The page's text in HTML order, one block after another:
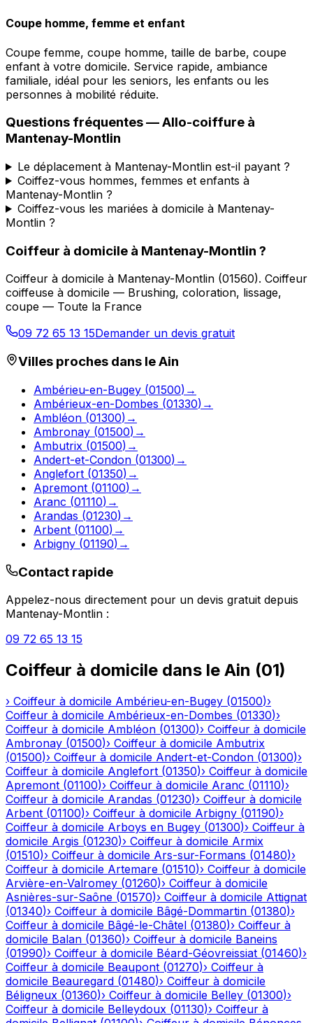
Coupe homme, femme et enfant
Coupe femme, coupe homme, taille de barbe, coupe
enfant à votre domicile. Service rapide, ambiance
familiale, idéal pour les seniors, les enfants ou les
personnes à mobilité réduite.
Questions fréquentes —Allo-coiffure à
Mantenay-Montlin
Le déplacement à Mantenay-Montlin est-il payant ?
Coiffez-vous hommes, femmes et enfants à
Mantenay-Montlin ?
Coiffez-vous les mariées à domicile à Mantenay-
Montlin ?
Coiffeur à domicile à Mantenay-Montlin ?
Coiffeur à domicile à Mantenay-Montlin (01560). Coiffeur
coiffeuse à domicile — Brushing, coloration, lissage,
coupe — Toute la France
09 72 65 13 15Demander un devis gratuit
Villes proches dans leAin
Ambérieu-en-Bugey (01500) →
Ambérieux-en-Dombes (01330) →
Ambléon (01300) →
Ambronay (01500) →
Ambutrix (01500) →
Andert-et-Condon (01300) →
Anglefort (01350) →
Apremont (01100) →
Aranc (01110) →
Arandas (01230) →
Arbent (01100) →
Arbigny (01190) →
Contact rapide
Appelez-nous directement pour un devis gratuit depuis
Mantenay-Montlin :
09 72 65 13 15
Coiffeur à domicile dans le Ain (01)
› Coiffeur à domicile Ambérieu-en-Bugey (01500)›
Coiffeur à domicile Ambérieux-en-Dombes (01330)›
Coiffeur à domicile Ambléon (01300)› Coiffeur à domicile
Ambronay (01500)› Coiffeur à domicile Ambutrix
(01500)› Coiffeur à domicile Andert-et-Condon (01300)›
Coiffeur à domicile Anglefort (01350)› Coiffeur à domicile
Apremont (01100)› Coiffeur à domicile Aranc (01110)›
Coiffeur à domicile Arandas (01230)› Coiffeur à domicile
Arbent (01100)› Coiffeur à domicile Arbigny (01190)›
Coiffeur à domicile Arboys en Bugey (01300)› Coiffeur à
domicile Argis (01230)› Coiffeur à domicile Armix
(01510)› Coiffeur à domicile Ars-sur-Formans (01480)›
Coiffeur à domicile Artemare (01510)› Coiffeur à domicile
Arvière-en-Valromey (01260)› Coiffeur à domicile
Asnières-sur-Saône (01570)› Coiffeur à domicile Attignat
(01340)› Coiffeur à domicile Bâgé-Dommartin (01380)›
Coiffeur à domicile Bâgé-le-Châtel (01380)› Coiffeur à
domicile Balan (01360)› Coiffeur à domicile Baneins
(01990)› Coiffeur à domicile Béard-Géovreissiat (01460)›
Coiffeur à domicile Beaupont (01270)› Coiffeur à
domicile Beauregard (01480)› Coiffeur à domicile
Béligneux (01360)› Coiffeur à domicile Belley (01300)›
Coiffeur à domicile Belleydoux (01130)› Coiffeur à